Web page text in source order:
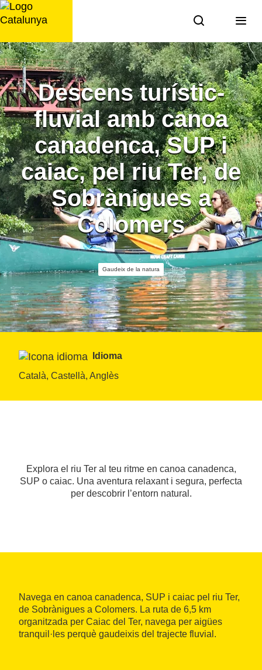
Saltar
al
Descens turístic-
fluvial amb canoa
canadenca, SUP i
caiac, pel riu Ter, de
Sobrànigues a
Colomers
Gaudeix de la natura
Idioma
Català, Castellà, Anglès
Explora el riu Ter al teu ritme en canoa canadenca,
SUP o caiac. Una aventura relaxant i segura, perfecta
per descobrir l’entorn natural.
Navega en canoa canadenca, SUP i caiac pel riu Ter,
de Sobrànigues a Colomers. La ruta de 6,5 km
organitzada per Caiac del Ter, navega per aigües
tranquil·les perquè gaudeixis del trajecte fluvial.